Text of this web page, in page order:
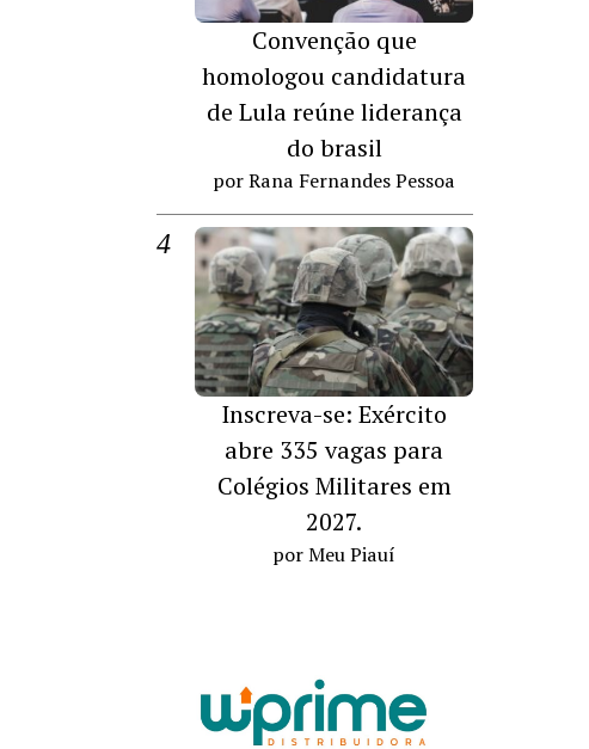
Convenção que
homologou candidatura
de Lula reúne liderança
do brasil
por Rana Fernandes Pessoa
Inscreva-se: Exército
abre 335 vagas para
Colégios Militares em
2027.
por Meu Piauí